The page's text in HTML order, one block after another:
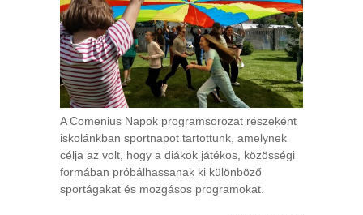
A Comenius Napok programsorozat részeként
iskolánkban sportnapot tartottunk, amelynek
célja az volt, hogy a diákok játékos, közösségi
formában próbálhassanak ki különböző
sportágakat és mozgásos programokat.